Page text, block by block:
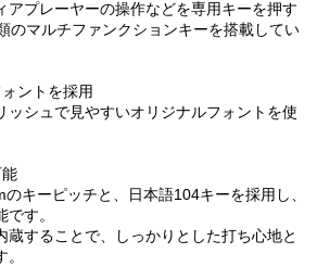
アプレーヤーの操作などを専用キーを押す
のマルチファンクションキーを搭載してい
ントを採用
ッシュで見やすいオリジナルフォントを使
キーピッチと、日本語104キーを採用し、
す。
蔵することで、しっかりとした打ち心地と